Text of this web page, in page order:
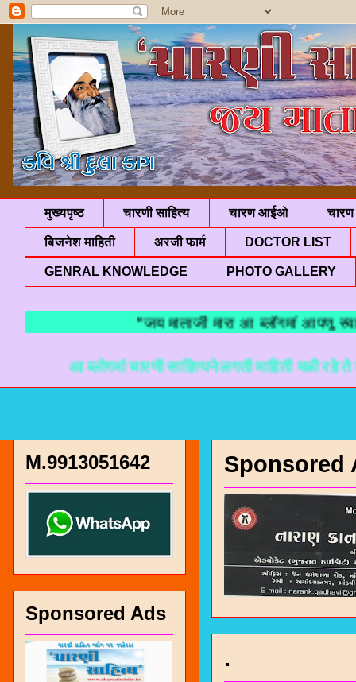
मुख्यपृष्ठ चारणी साहित्य चारण आईओ चारण
बिजनेश माहिती अरजी फार्म DOCTOR LIST
GENRAL KNOWLEDGE PHOTO GALLERY
"जय माताजी मारा आ ब्लॉगमां आपणु
आ ब्लोगमां चारणी साहित्यने लगती माहिती मळी रहे ते माटे
Sponsored
.
M.9913051642
Sponsored Ads